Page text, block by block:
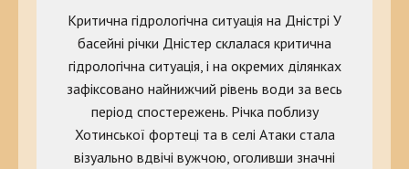
Критична гідрологічна ситуація на Дністрі У
басейні річки Дністер склалася критична
гідрологічна ситуація, і на окремих ділянках
зафіксовано найнижчий рівень води за весь
період спостережень. Річка поблизу
Хотинської фортеці та в селі Атаки стала
візуально вдвічі вужчою, оголивши значні